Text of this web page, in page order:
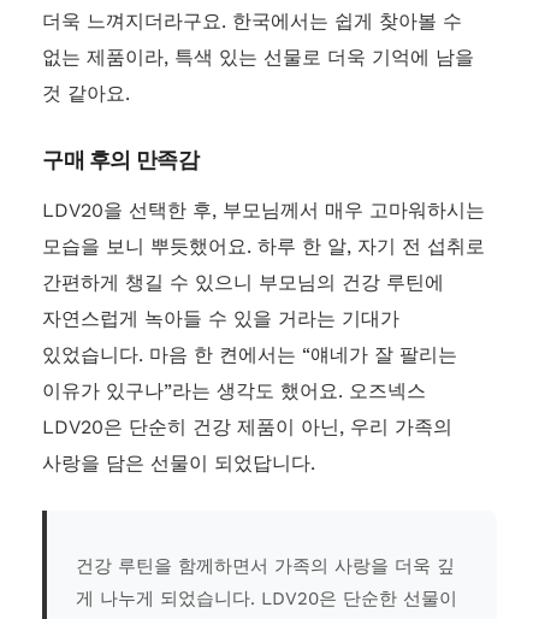
더욱 느껴지더라구요. 한국에서는 쉽게 찾아볼 수
없는 제품이라, 특색 있는 선물로 더욱 기억에 남을
것 같아요.
구매 후의 만족감
LDV20을 선택한 후, 부모님께서 매우 고마워하시는
모습을 보니 뿌듯했어요. 하루 한 알, 자기 전 섭취로
간편하게 챙길 수 있으니 부모님의 건강 루틴에
자연스럽게 녹아들 수 있을 거라는 기대가
있었습니다. 마음 한 켠에서는 “얘네가 잘 팔리는
이유가 있구나”라는 생각도 했어요. 오즈넥스
LDV20은 단순히 건강 제품이 아닌, 우리 가족의
사랑을 담은 선물이 되었답니다.
건강 루틴을 함께하면서 가족의 사랑을 더욱 깊
게 나누게 되었습니다. LDV20은 단순한 선물이